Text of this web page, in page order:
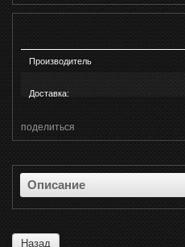
Производитель
Доставка:
поделиться
Описание
Назад